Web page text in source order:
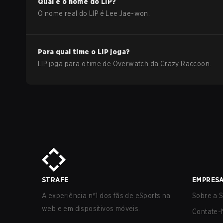
O nome real do
LIP é Lee Jae-won
Para qual time o LIP joga?
LIP joga para o time de Overwatch da Crazy Raccoon
STRAFE
A experiência nº1 dos fãs de eSports na
web e em dispositivos móveis.
EMPRESA
Sobre a
Contate-